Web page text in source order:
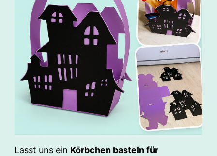
Lasst uns ein Körbchen basteln für